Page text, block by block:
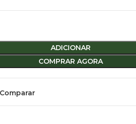
ADICIONAR
COMPRAR AGORA
Comparar